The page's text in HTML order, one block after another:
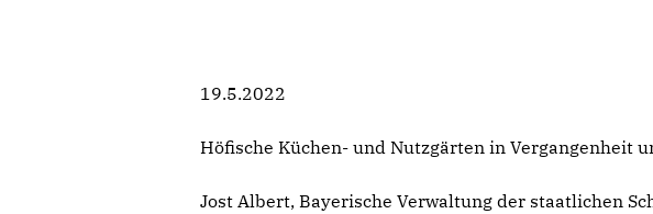
19.5.2022
Höfische Küchen- und Nutzgärten in Vergangenheit
Jost Albert, Bayerische Verwaltung der staatlichen